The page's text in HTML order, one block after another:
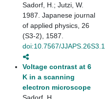
Sadorf, H.; Jutzi, W.
1987. Japanese journal
of applied physics, 26
(S3-2), 1587.
doi:10.7567/
Voltage contrast at 6
K in a scanning
electron microscope
Sadorf, H.